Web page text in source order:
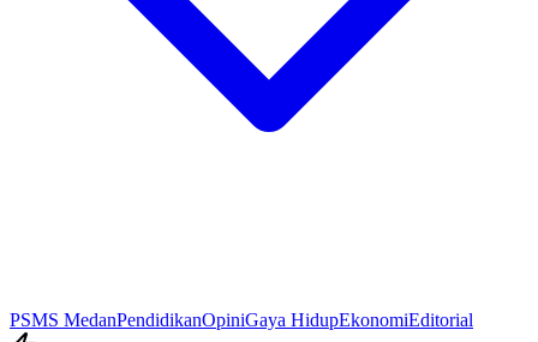
PSMS MedanPendidikanOpiniGaya HidupEkonomiEditorial